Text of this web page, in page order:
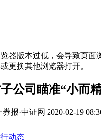
器版本过低，会导致页面
更换其他浏览器打开。
公司瞄准“小而
券报·中证网 2020-02-19
动态